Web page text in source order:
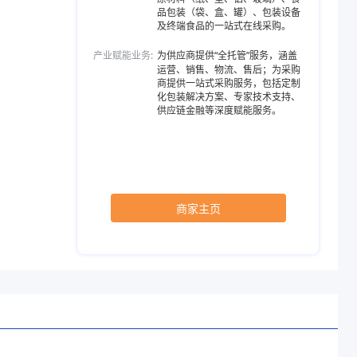
品包装（袋、盒、罐）、包装设备
及终端食品的一站式在线采购。
产业赋能业务: 为供应商提供“全托管”服务，涵盖
运营、销售、物流、售后；为采购
商提供一站式采购服务，包括定制
化包装解决方案、专家技术支持、
供应链金融等深度赋能服务。
商家主页